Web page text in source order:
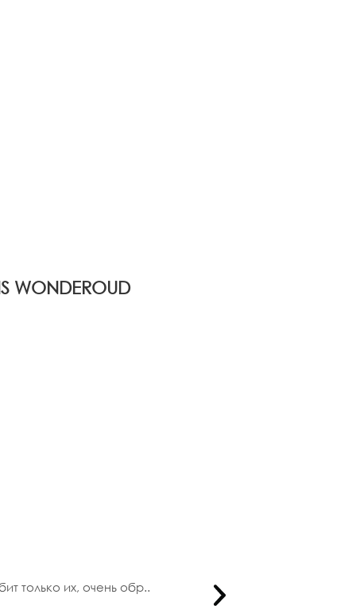
только их, очень обр..